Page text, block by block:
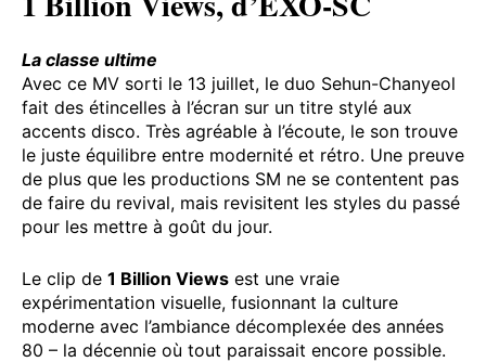
La classe ultime
Avec ce MV sorti le 13 juillet, le duo Sehun-Chanyeol
fait des étincelles à l’écran sur un titre stylé aux
accents disco. Très agréable à l’écoute, le son trouve
le juste équilibre entre modernité et rétro. Une preuve
de plus que les productions SM ne se contentent pas
de faire du revival, mais revisitent les styles du passé
pour les mettre à goût du jour.
Le clip de 1 Billion Views est une vraie
expérimentation visuelle, fusionnant la culture
moderne avec l’ambiance décomplexée des années
80 – la décennie où tout paraissait encore possible.